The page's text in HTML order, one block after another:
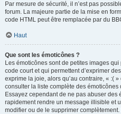
Par mesure de sécurité, il n’est pas
forum. La majeure partie de la mise en
code HTML peut être remplacée par du
Haut
Que sont les émoticônes ?
Les émoticônes sont de petites images
code court et qui permettent d’exprimer
exprime la joie, alors qu’au contraire, « :(
consulter la liste complète des
Essayez cependant de ne pas abuser des
rapidement rendre un message illisible et
modifier ou de le supprimer